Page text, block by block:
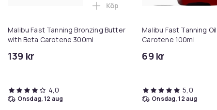
Malibu Fast Tanning Bronzing Butter
with Beta Carotene 300ml
139 kr
Lägg till Malibu Fast Tanning
Köp
4,0
onsdag, 12 aug
Malibu Fast Tanning
Carotene 100ml
69 kr
5,0
onsdag, 12 aug